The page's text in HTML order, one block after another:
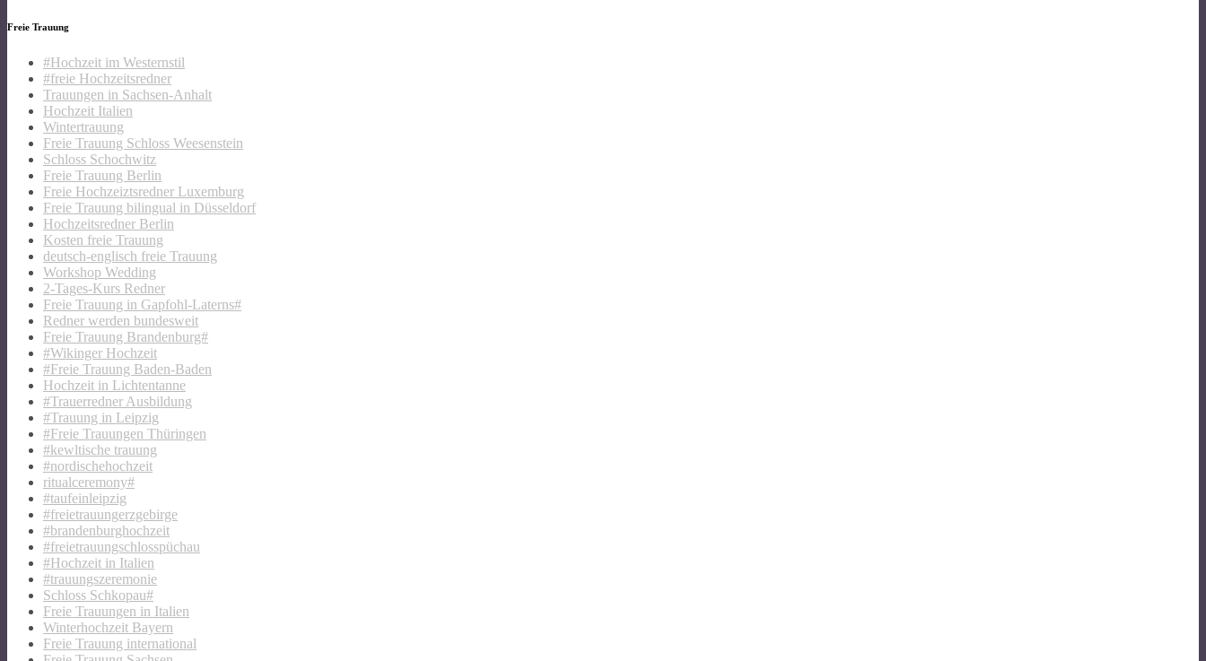
Freie Trauung
#Hochzeit im Westernstil
#freie Hochzeitsredner
Trauungen in Sachsen-Anhalt
Hochzeit Italien
Wintertrauung
Freie Trauung Schloss Weesenstein
Schloss Schochwitz
Freie Trauung Berlin
Freie Hochzeiztsredner Luxemburg
Freie Trauung bilingual in Düsseldorf
Hochzeitsredner Berlin
Kosten freie Trauung
deutsch-englisch freie Trauung
Workshop Wedding
2-Tages-Kurs Redner
Freie Trauung in Gapfohl-Laterns#
Redner werden bundesweit
Freie Trauung Brandenburg#
#Wikinger Hochzeit
#Freie Trauung Baden-Baden
Hochzeit in Lichtentanne
#Trauerredner Ausbildung
#Trauung in Leipzig
#Freie Trauungen Thüringen
#kewltische trauung
#nordischehochzeit
ritualceremony#
#taufeinleipzig
#freietrauungerzgebirge
#brandenburghochzeit
#freietrauungschlosspüchau
#Hochzeit in Italien
#trauungszeremonie
Schloss Schkopau#
Freie Trauungen in Italien
Winterhochzeit Bayern
Freie Trauung international